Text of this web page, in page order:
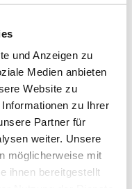
und Anzeigen zu
Medien anbieten
Website zu
zu Ihrer
Partner für
weiter. Unsere
möglicherweise mit
ihnen bereitgestellt